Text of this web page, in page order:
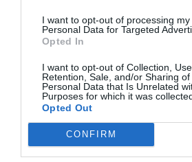
I want to opt-out of processing my
Personal Data for Targeted
Opted In
I want to opt-out of Collection, Use,
Retention, Sale, and/or Sharing of
Personal Data that Is Unrelated
Purposes for which it was
Opted Out
CONFIRM
στους υπονόμους. Κανείς δεν
οι γονείς τους τα κρύβουν από
φορείς υπό το φόβο να τους τα
παρουσία τους μαρτυράται από
είναι σκορπισμένα σε αρκετά